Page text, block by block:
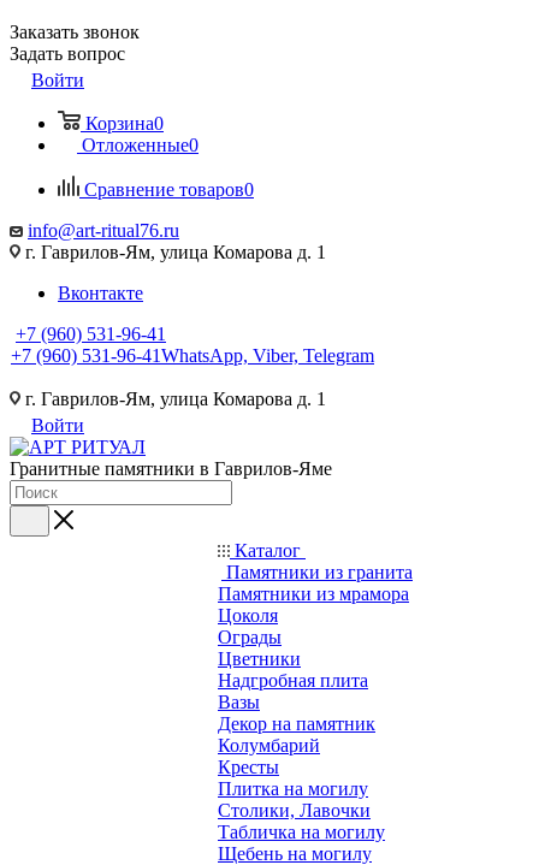
Заказать звонок
Задать вопрос
Войти
Корзина0
Отложенные0
Сравнение товаров0
info@art-ritual76.ru
г. Гаврилов-Ям, улица Комарова д. 1
Вконтакте
+7 (960) 531-96-41
+7 (960) 531-96-41WhatsApp, Viber, Telegram
г. Гаврилов-Ям, улица Комарова д. 1
Войти
Гранитные памятники в Гаврилов-Яме
Каталог
Памятники из гранита
Памятники из мрамора
Цоколя
Ограды
Цветники
Надгробная плита
Вазы
Декор на памятник
Колумбарий
Кресты
Плитка на могилу
Столики, Лавочки
Табличка на могилу
Щебень на могилу